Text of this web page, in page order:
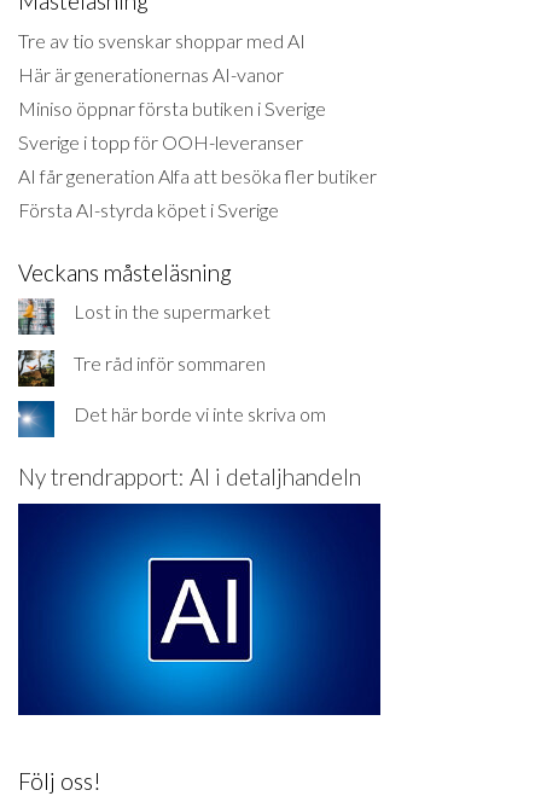
Tre av tio svenskar shoppar med AI
Här är generationernas AI-vanor
Miniso öppnar första butiken i Sverige
Sverige i topp för OOH-leveranser
AI får generation Alfa att besöka fler butiker
Första AI-styrda köpet i Sverige
Veckans måsteläsning
Lost in the supermarket
Tre råd inför sommaren
Det här borde vi inte skriva om
Ny trendrapport: AI i detaljhandeln
Följ oss!